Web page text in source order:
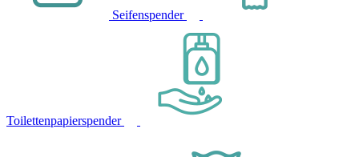
Seifenspender
Toilettenpapierspender